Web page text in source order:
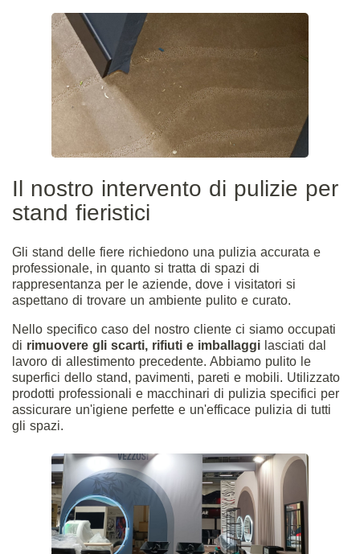
Il nostro intervento di pulizie per
stand fieristici
Gli stand delle fiere richiedono una pulizia accurata e
professionale, in quanto si tratta di spazi di
rappresentanza per le aziende, dove i visitatori si
aspettano di trovare un ambiente pulito e curato.
Nello specifico caso del nostro cliente ci siamo occupati
di rimuovere gli scarti, rifiuti e imballaggi lasciati dal
lavoro di allestimento precedente. Abbiamo pulito le
superfici dello stand, pavimenti, pareti e mobili. Utilizzato
prodotti professionali e macchinari di pulizia specifici per
assicurare un'igiene perfette e un'efficace pulizia di tutti
gli spazi.